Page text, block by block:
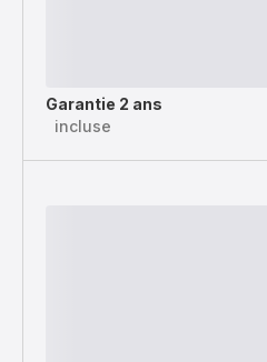
Garantie 2 ans
incluse